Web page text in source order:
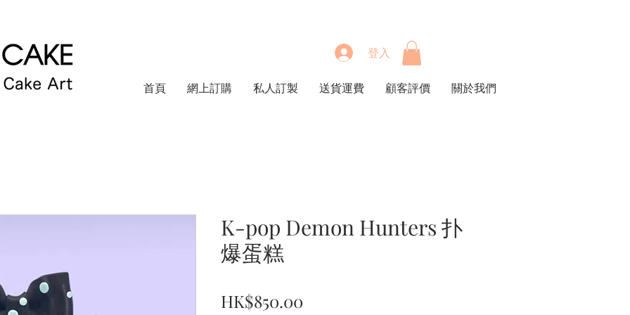
登入
首頁 網上訂購 私人訂製 送貨運費 顧客評價 關於我們
K-pop Demon Hunters 扑
爆蛋糕
HK$850.00